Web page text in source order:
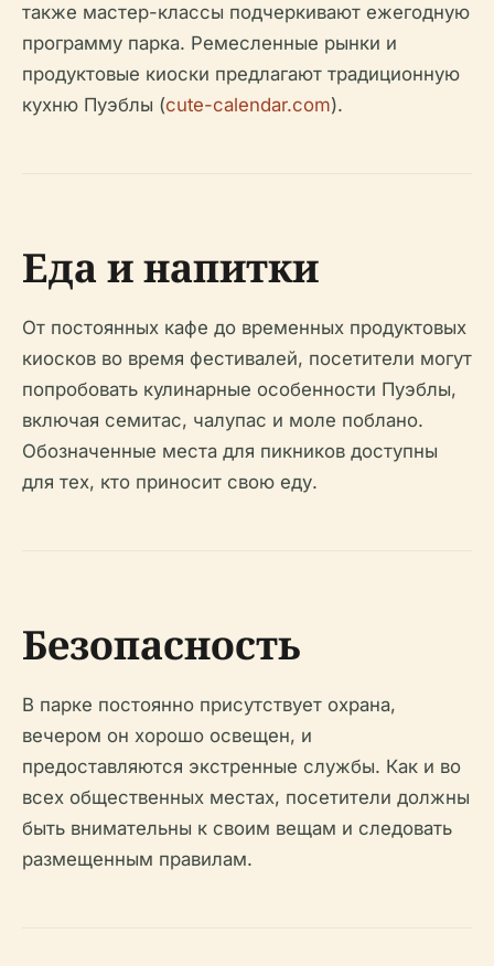
также мастер-классы подчеркивают ежегодную
программу парка. Ремесленные рынки и
продуктовые киоски предлагают традиционную
кухню Пуэблы (cute-calendar.com).
Еда и напитки
От постоянных кафе до временных продуктовых
киосков во время фестивалей, посетители могут
попробовать кулинарные особенности Пуэблы,
включая семитас, чалупас и моле поблано.
Обозначенные места для пикников доступны
для тех, кто приносит свою еду.
Безопасность
В парке постоянно присутствует охрана,
вечером он хорошо освещен, и
предоставляются экстренные службы. Как и во
всех общественных местах, посетители должны
быть внимательны к своим вещам и следовать
размещенным правилам.